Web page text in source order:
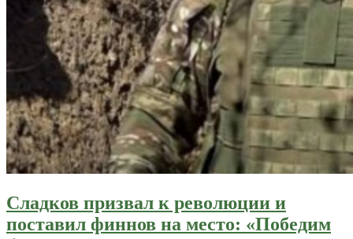
Сладков призвал к революции и
поставил финнов на место: «Победим